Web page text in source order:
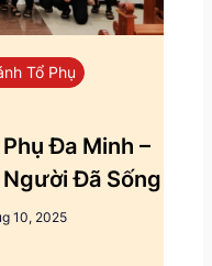
Tổ Phụ
Đa Minh –
Đã Sống
10, 2025